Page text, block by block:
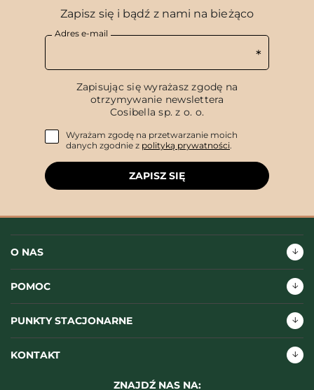
Zapisz się i bądź z nami na bieżąco
Adres e-mail
Zapisując się wyrażasz zgodę na
otrzymywanie newslettera
Cosibella sp. z o. o.
Wyrażam zgodę na przetwarzanie moich
danych zgodnie z polityką prywatności.
ZAPISZ SIĘ
O NAS
POMOC
PUNKTY STACJONARNE
KONTAKT
ZNAJDŹ NAS NA: